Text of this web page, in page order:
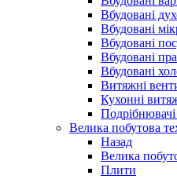
Вбудовані
Вбудовані
Вбудовані
Вбудовані
Вбудовані
Витяжні
Кухонні
Подрібнювачі
Велика побутова
Назад
Велика
Плити